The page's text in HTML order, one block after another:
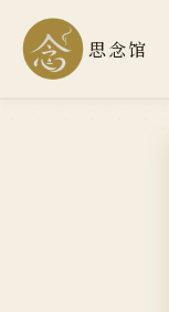
思念馆